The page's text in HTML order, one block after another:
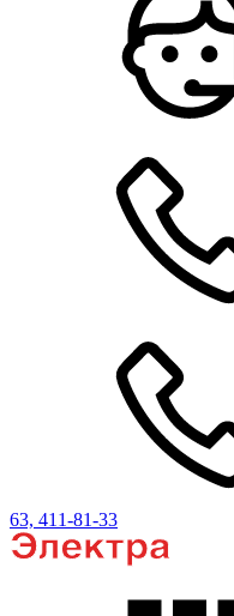
63, 411-81-33